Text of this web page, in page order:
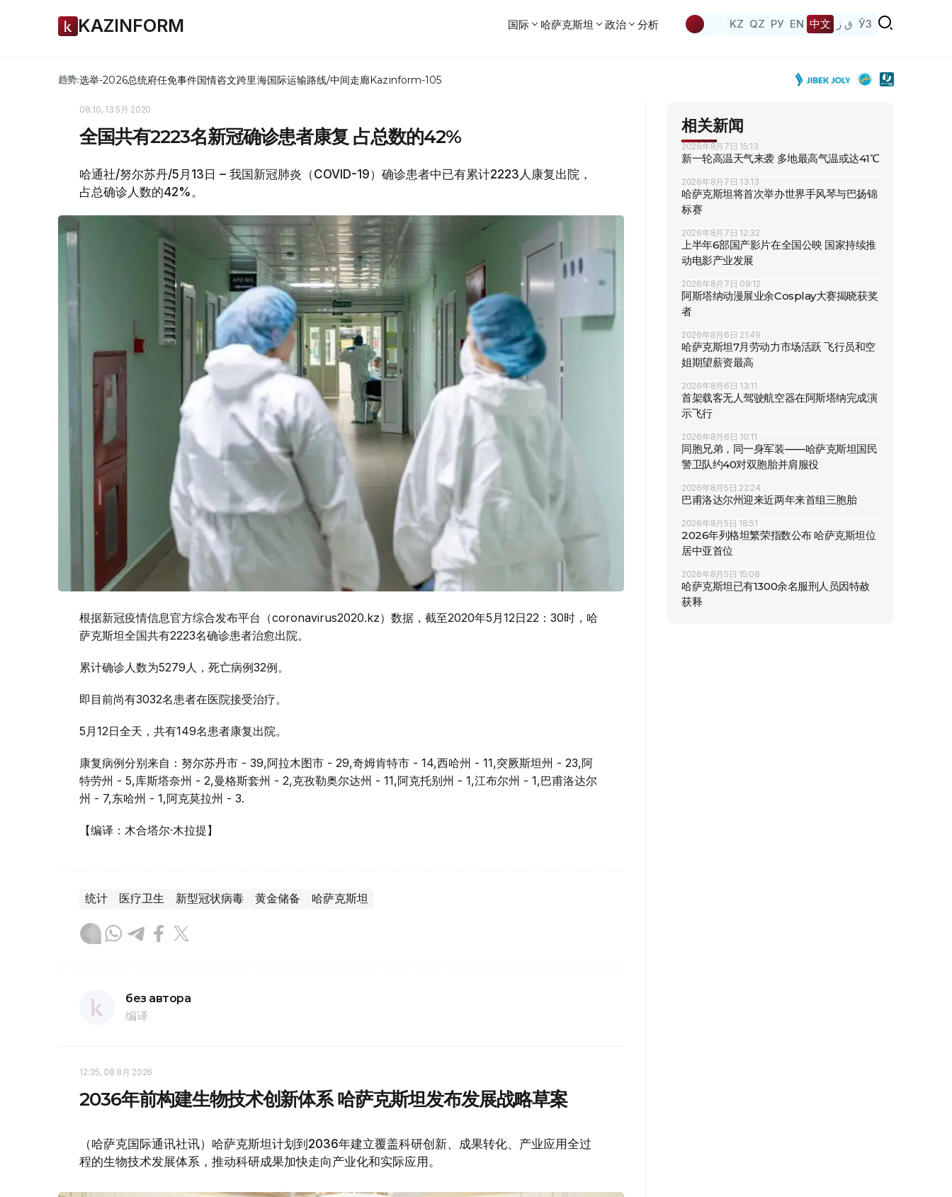
KAZINFORM 国际 哈萨克斯坦 政治 分析 KZ QZ РУ EN 中文 ق ز ЎЗ
趋势:选举-2026总统府任免事件国情咨文跨里海国际运输路线/中间走廊Kazinform-105
08:10, 13 5月 2020
全国共有2223名新冠确诊患者康复 占总数的42%
哈通社/努尔苏丹/5月13日 – 我国新冠肺炎（COVID-19）确诊患者中已有累计2223人康复出院，
占总确诊人数的42%。
根据新冠疫情信息官方综合发布平台（coronavirus2020.kz）数据，截至2020年5月12日22：30时，哈
萨克斯坦全国共有2223名确诊患者治愈出院。
累计确诊人数为5279人，死亡病例32例。
即目前尚有3032名患者在医院接受治疗。
5月12日全天，共有149名患者康复出院。
康复病例分别来自：努尔苏丹市 - 39,阿拉木图市 - 29,奇姆肯特市 - 14,西哈州 - 11,突厥斯坦州 - 23,阿
特劳州 - 5,库斯塔奈州 - 2,曼格斯套州 - 2,克孜勒奥尔达州 - 11,阿克托别州 - 1,江布尔州 - 1,巴甫洛达尔
州 - 7,东哈州 - 1,阿克莫拉州 - 3.
【编译：木合塔尔·木拉提】
统计 医疗卫生 新型冠状病毒 黄金储备 哈萨克斯坦
без автора
编译
12:35, 08 8月 2026
2036年前构建生物技术创新体系 哈萨克斯坦发布发展战略草案
（哈萨克国际通讯社讯）哈萨克斯坦计划到2036年建立覆盖科研创新、成果转化、产业应用全过
程的生物技术发展体系，推动科研成果加快走向产业化和实际应用。
相关新闻
2026年8月7日 15:13
新一轮高温天气来袭 多地最高气温或达41℃
2026年8月7日 13:13
哈萨克斯坦将首次举办世界手风琴与巴扬锦
标赛
2026年8月7日 12:32
上半年6部国产影片在全国公映 国家持续推
动电影产业发展
2026年8月7日 09:12
阿斯塔纳动漫展业余Cosplay大赛揭晓获奖
者
2026年8月6日 21:49
哈萨克斯坦7月劳动力市场活跃 飞行员和空
姐期望薪资最高
2026年8月6日 13:11
首架载客无人驾驶航空器在阿斯塔纳完成演
示飞行
2026年8月6日 10:11
同胞兄弟，同一身军装——哈萨克斯坦国民
警卫队约40对双胞胎并肩服役
2026年8月5日 22:24
巴甫洛达尔州迎来近两年来首组三胞胎
2026年8月5日 18:51
2026年列格坦繁荣指数公布 哈萨克斯坦位
居中亚首位
2026年8月5日 15:08
哈萨克斯坦已有1300余名服刑人员因特赦
获释